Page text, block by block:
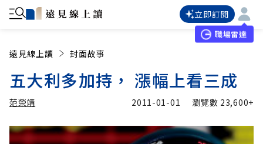
立即訂閱
職場雷達
遠見線上讀 封面故事
五大利多加持， 漲幅上看三成
范榮靖
范榮靖 加入追蹤
2011-01-01 瀏覽數 23,600+